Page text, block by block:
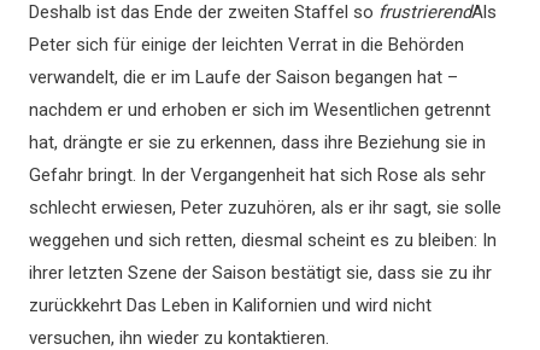
Deshalb ist das Ende der zweiten Staffel so frustrierendAls
Peter sich für einige der leichten Verrat in die Behörden
verwandelt, die er im Laufe der Saison begangen hat –
nachdem er und erhoben er sich im Wesentlichen getrennt
hat, drängte er sie zu erkennen, dass ihre Beziehung sie in
Gefahr bringt. In der Vergangenheit hat sich Rose als sehr
schlecht erwiesen, Peter zuzuhören, als er ihr sagt, sie solle
weggehen und sich retten, diesmal scheint es zu bleiben: In
ihrer letzten Szene der Saison bestätigt sie, dass sie zu ihr
zurückkehrt Das Leben in Kalifornien und wird nicht
versuchen, ihn wieder zu kontaktieren.